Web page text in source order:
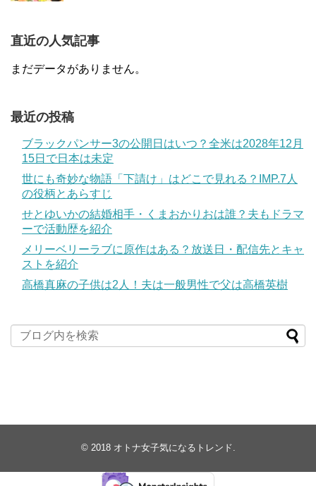
直近の人気記事
まだデータがありません。
最近の投稿
ブラックパンサー3の公開日はいつ？全米は2028年12月
15日で日本は未定
世にも奇妙な物語「下請け」はどこで見れる？IMP.7人
の役柄とあらすじ
せとゆいかの結婚相手・くまおかりおは誰？夫もドラマ
ーで活動歴を紹介
メリーベリーラブに原作はある？放送日・配信先とキャ
ストを紹介
高橋真麻の子供は2人！夫は一般男性で父は高橋英樹
© 2018 オトナ女子気になるトレンド.